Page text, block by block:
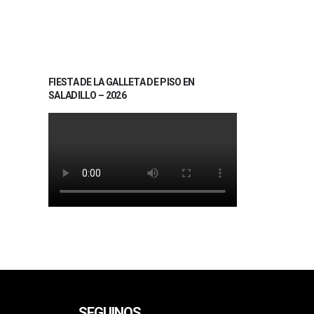
FIESTA DE LA GALLETA DE PISO EN
SALADILLO – 2026